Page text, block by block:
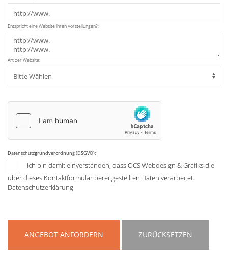
Entspricht eine Website Ihren Vorstellungen?:
Art der Website:
Datenschutzgrundverordnung (DSGVO):
Ich bin damit einverstanden, dass OCS Webdesign & Grafiks die
über dieses Kontaktformular bereitgestellten Daten verarbeitet.
Datenschutzerklärung
ANGEBOT ANFORDERN ZURÜCKSETZEN